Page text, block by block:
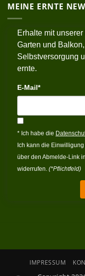
MEINE ERNTE
Erhalte mit
Garten und
Selbstversorgung
ernte.
E-Mail*
* Ich habe die
Ich kann die
über den Abmelde-Link
widerrufen. (*Pflichtfeld)
IMPRESSUM